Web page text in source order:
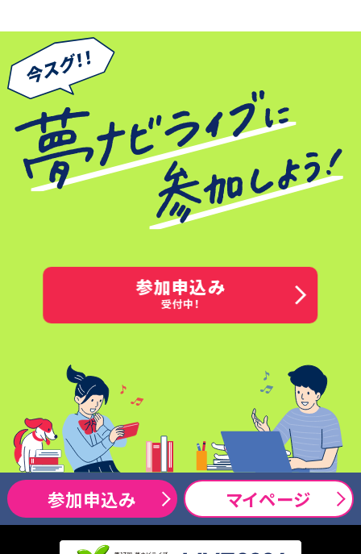
参加申込み
受付中！
参加申込み マイページ